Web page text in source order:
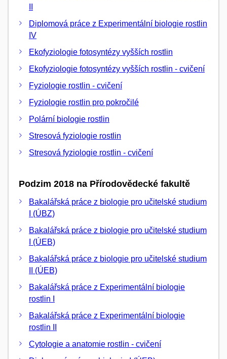
Diplomová práce z Experimentální biologie rostlin
IV
Ekofyziologie fotosyntézy vyšších rostlin
Ekofyziologie fotosyntézy vyšších rostlin - cvičení
Fyziologie rostlin - cvičení
Fyziologie rostlin pro pokročilé
Polární biologie rostlin
Stresová fyziologie rostlin
Stresová fyziologie rostlin - cvičení
Podzim 2018 na Přírodovědecké fakultě
Bakalářská práce z biologie pro učitelské studium
I (ÚBZ)
Bakalářská práce z biologie pro učitelské studium
I (ÚEB)
Bakalářská práce z biologie pro učitelské studium
II (ÚEB)
Bakalářská práce z Experimentální biologie
rostlin I
Bakalářská práce z Experimentální biologie
rostlin II
Cytologie a anatomie rostlin - cvičení